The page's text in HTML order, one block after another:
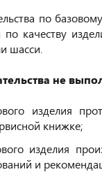
по
по качеству
шасси.
не
изделия
книжке;
изделия
и